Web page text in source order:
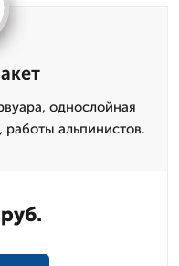
однослойная
работы альпинистов.